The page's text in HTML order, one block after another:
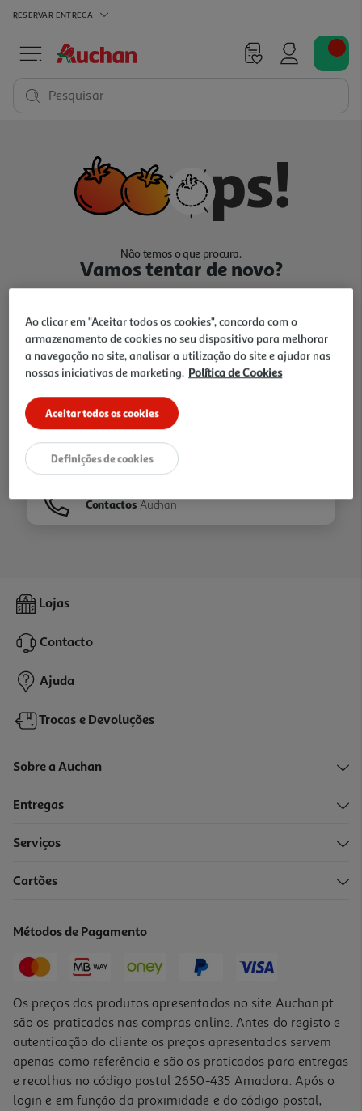
RESERVAR ENTREGA
Pesquisar
Não temos o que procura.
Vamos tentar de novo?
Ir para Homepage
Folhetos
Contactos Auchan
Lojas
Contacto
Ajuda
Trocas e Devoluções
Sobre a Auchan
Entregas
Serviços
Cartões
Métodos de Pagamento
Os preços dos produtos apresentados no site Auchan.pt
são os praticados nas compras online. Antes do registo e
autenticação do cliente os preços apresentados servem
apenas como referência e são os praticados para entregas
e recolhas no código postal 2650-435 Amadora. Após o
login e em função da proximidade e do código postal,
Ao clicar em "Aceitar todos os cookies", concorda com o
armazenamento de cookies no seu dispositivo para melhorar
a navegação no site, analisar a utilização do site e ajudar nas
nossas iniciativas de marketing. Política de Cookies
Aceitar todos os cookies
Definições de cookies